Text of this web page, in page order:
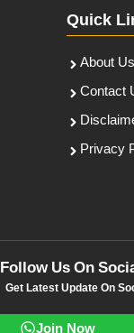
Quick
About Us
Contact
Privacy
Follow Us On
Get Latest Update On